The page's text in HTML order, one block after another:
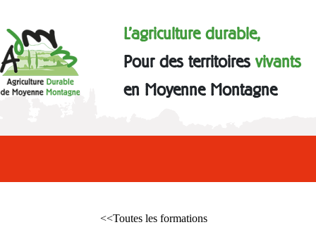
L'agriculture durable,
Pour des territoiresvivants
en Moyenne Montagne
<<Toutes les formations